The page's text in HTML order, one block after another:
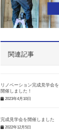
関連記事
リノベーション完成見学会を
開催しました！
2023年4月10日
完成見学会を開催しました
2022年12月5日